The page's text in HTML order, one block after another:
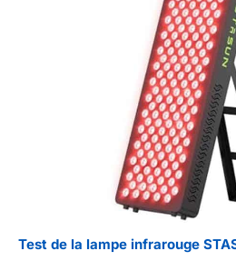
Test de la lampe infrarouge